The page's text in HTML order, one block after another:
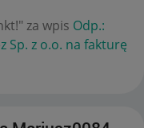
za wpis Odp.:
Sp. z o.o. na fakturę